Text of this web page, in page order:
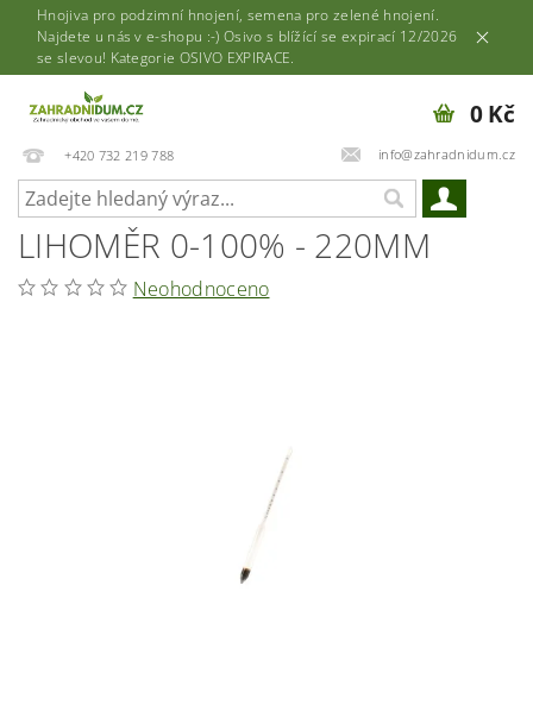
Hnojiva pro podzimní hnojení, semena pro zelené hnojení.
Najdete u nás v e-shopu :-) Osivo s blížící se expirací 12/2026
se slevou! Kategorie OSIVO EXPIRACE.
+420 732 219 788 info@zahradnidum.cz
0 Kč
LIHOMĚR 0-100% - 220MM
Neohodnoceno